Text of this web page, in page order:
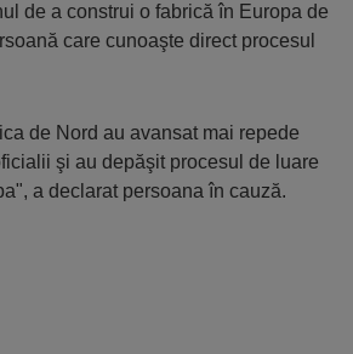
de a construi o fabrică în Europa de
care cunoaşte direct procesul
de Nord au avansat mai repede
şi au depăşit procesul de luare
a declarat persoana în cauză.